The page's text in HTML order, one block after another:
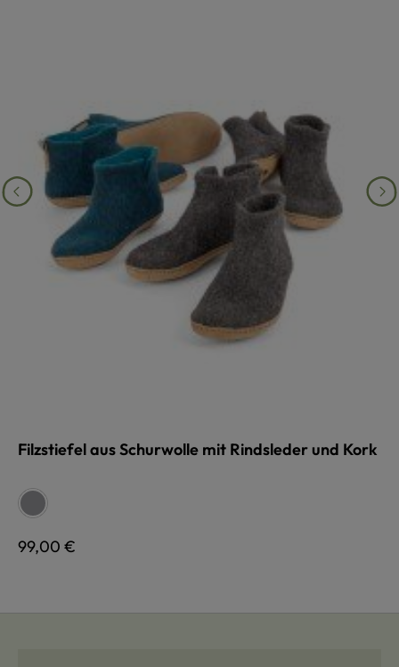
Filzstiefel aus Schurwolle mit Rindsleder und Kork
Farbe
grau
Regulärer Preis:
99,00 €